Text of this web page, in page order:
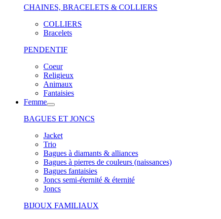
CHAINES, BRACELETS & COLLIERS
COLLIERS
Bracelets
PENDENTIF
Coeur
Religieux
Animaux
Fantaisies
Femme
BAGUES ET JONCS
Jacket
Trio
Bagues à diamants & alliances
Bagues à pierres de couleurs (naissances)
Bagues fantaisies
Joncs semi-éternité & éternité
Joncs
BIJOUX FAMILIAUX